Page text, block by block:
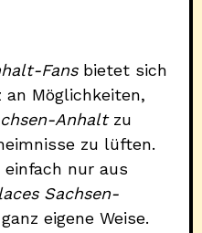
Fansbietet sich
Möglichkeiten,
Anhaltzu
zu lüften.
nur aus
Sachsen-
eigene Weise.